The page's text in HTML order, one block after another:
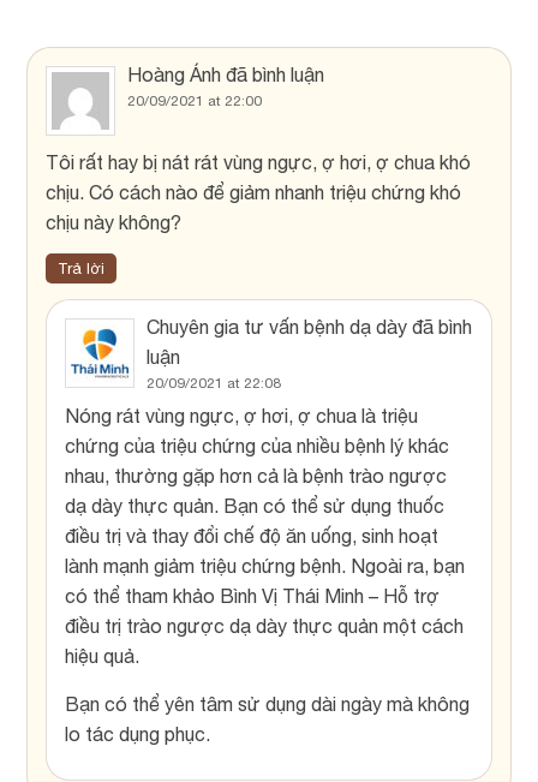
Hoàng Ánh đã bình luận
20/09/2021 at 22:00
Tôi rất hay bị nát rát vùng ngực, ợ hơi, ợ chua khó
chịu. Có cách nào để giảm nhanh triệu chứng khó
chịu này không?
Trả lời
Chuyên gia tư vấn bệnh dạ dày đã bình
luận
20/09/2021 at 22:08
Nóng rát vùng ngực, ợ hơi, ợ chua là triệu
chứng của triệu chứng của nhiều bệnh lý khác
nhau, thường gặp hơn cả là bệnh trào ngược
dạ dày thực quản. Bạn có thể sử dụng thuốc
điều trị và thay đổi chế độ ăn uống, sinh hoạt
lành mạnh giảm triệu chứng bệnh. Ngoài ra, bạn
có thể tham khảo Bình Vị Thái Minh – Hỗ trợ
điều trị trào ngược dạ dày thực quản một cách
hiệu quả.
Bạn có thể yên tâm sử dụng dài ngày mà không
lo tác dụng phục.